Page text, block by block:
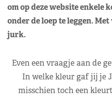
om op deze website
onder de loep te leggen.
jurk.
Even een vraagje aan de
In welke kleur gaf jij je
misschien toch een